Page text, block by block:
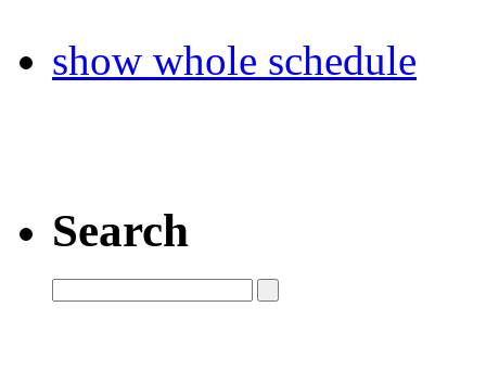
show whole schedule
Search